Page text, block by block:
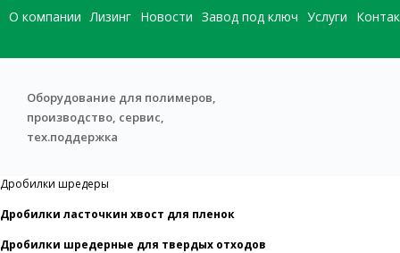
О компании Лизинг Новости Завод под ключ Услуги
Оборудование для полимеров,
производство, сервис,
тех.поддержка
Дробилки шредеры
Дробилки ласточкин хвост для пленок
Дробилки шредерные для твердых отходов